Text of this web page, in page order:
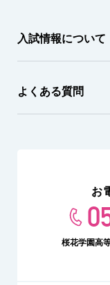
入試情報について
よくある質問
お
桜花学園高